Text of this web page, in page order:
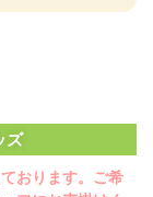
ズ
おります。ご希